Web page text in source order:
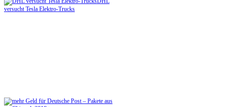
versucht Tesla Elektro-Trucks